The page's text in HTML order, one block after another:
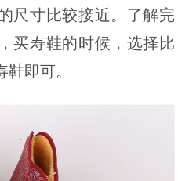
尺寸比较接近。了解完
买寿鞋的时候，选择比
即可。